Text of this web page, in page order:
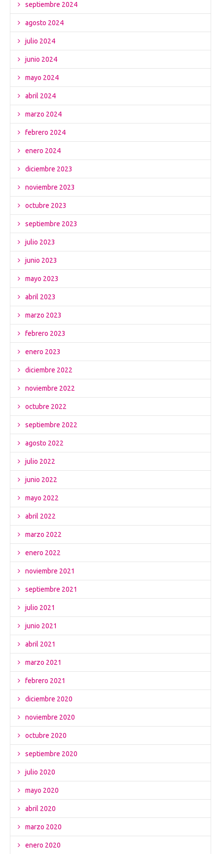
septiembre 2024
agosto 2024
julio 2024
junio 2024
mayo 2024
abril 2024
marzo 2024
febrero 2024
enero 2024
diciembre 2023
noviembre 2023
octubre 2023
septiembre 2023
julio 2023
junio 2023
mayo 2023
abril 2023
marzo 2023
febrero 2023
enero 2023
diciembre 2022
noviembre 2022
octubre 2022
septiembre 2022
agosto 2022
julio 2022
junio 2022
mayo 2022
abril 2022
marzo 2022
enero 2022
noviembre 2021
septiembre 2021
julio 2021
junio 2021
abril 2021
marzo 2021
febrero 2021
diciembre 2020
noviembre 2020
octubre 2020
septiembre 2020
julio 2020
mayo 2020
abril 2020
marzo 2020
enero 2020